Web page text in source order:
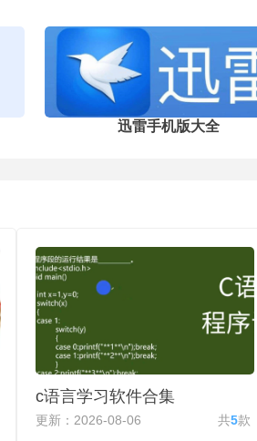
迅雷手机版大全
c语言学习软件合集
更新：2026-08-06 共5款